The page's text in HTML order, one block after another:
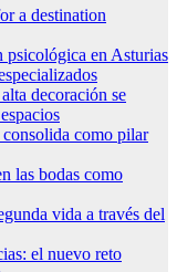
a destination
psicológica en Asturias
decoración se
como pilar
las bodas como
vida a través del
el nuevo reto